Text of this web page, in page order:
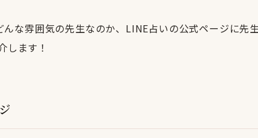
んな雰囲気の先生なのか、LINE占いの公式ページに先
します！